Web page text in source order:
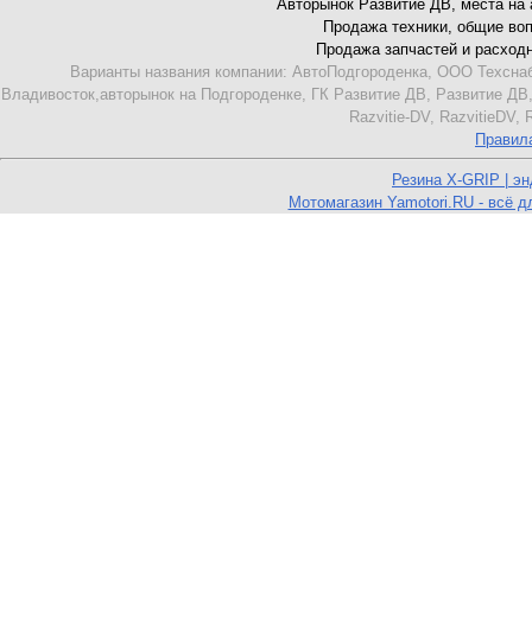
Авторынок Развитие ДВ, места на
Продажа техники, общие
Продажа запчастей и
Варианты названия компании: АвтоПодгороденка, ООО
Владивосток,авторынок на Подгороденке, ГК Развитие ДВ,
Razvitie-DV, RazvitieDV,
Резина X-GRIP |
Мотомагазин Yamotori.RU - всё